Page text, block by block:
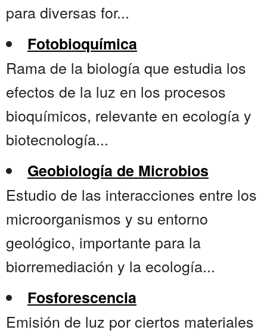
para diversas for...
Fotobioquímica
Rama de la biología que estudia los
efectos de la luz en los procesos
bioquímicos, relevante en ecología y
biotecnología...
Geobiología de Microbios
Estudio de las interacciones entre los
microorganismos y su entorno
geológico, importante para la
biorremediación y la ecología...
Fosforescencia
Emisión de luz por ciertos materiales